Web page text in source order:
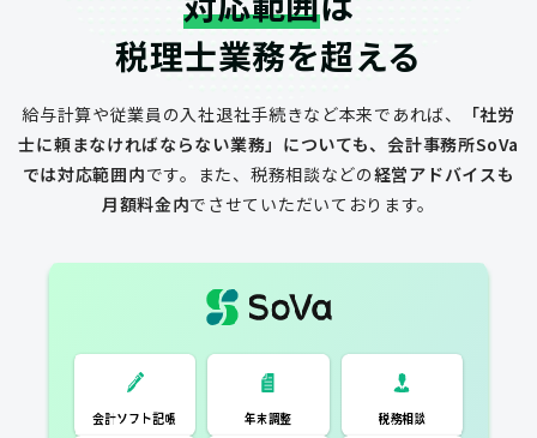
税理士業務を超える
給与計算や従業員の入社退社手続きなど本来であれば、
「社労
士に頼まなければならない業務」についても、会計事務所SoVa
では対応範囲内です。 また、税務相談などの経営アドバイスも
月額料金内でさせていただいております。
一般的な税理士
会計ソフト記
帳 年末調整 税務相談
会計ソフト記帳
年末調整
税務相談